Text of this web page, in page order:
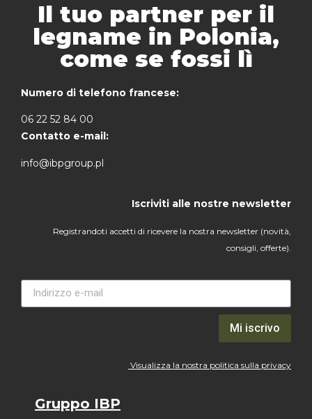
Il tuo partner per il
legname in Polonia,
come se fossi lì
Numero di telefono francese:
06 22 52 84 00
Contatto e-mail:
info@ibpgroup.pl
Iscriviti alle nostre newsletter
Registrandoti accetti di ricevere la nostra newsletter (novità,
consigli, offerte).
Mi iscrivo
Visualizza la nostra politica sulla privacy
Gruppo IBP